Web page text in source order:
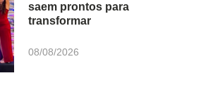
saem prontos para
transformar
08/08/2026